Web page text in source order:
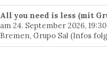
All you need is less (mit
am 24. September 2026,
Bremen, Grupo Sal (Infos